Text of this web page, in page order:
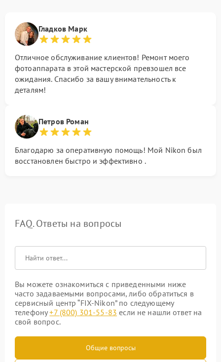
Гладков Марк
Отличное обслуживание клиентов! Ремонт моего
фотоаппарата в этой мастерской превзошел все
ожидания. Спасибо за вашу внимательность к
деталям!
Петров Роман
Благодарю за оперативную помощь! Мой Nikon был
восстановлен быстро и эффективно .
FAQ. Ответы на вопросы
Вы можете ознакомиться с приведенными ниже
часто задаваемыми вопросами, либо обратиться в
сервисный центр “FIX-Nikon” по следующему
телефону+7 (800) 301-55-83 если не нашли ответ на
свой вопрос.
Общие вопросы